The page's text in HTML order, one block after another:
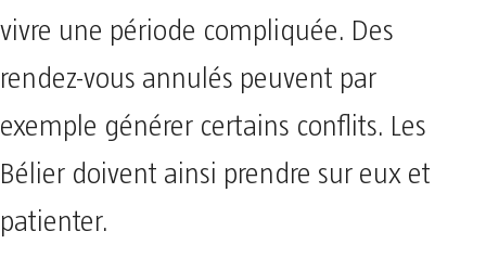
vivre une période compliquée. Des
rendez-vous annulés peuvent par
exemple générer certains conflits. Les
Bélier doivent ainsi prendre sur eux et
patienter.